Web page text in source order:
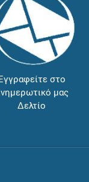
στο
μας
Δελτίο